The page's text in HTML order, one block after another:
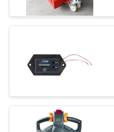
اليدوي
بمنصة